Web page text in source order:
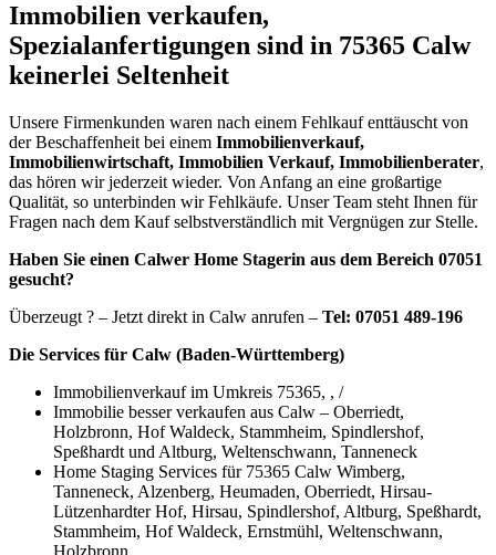
Immobilien verkaufen,
Spezialanfertigungen sind in 75365 Calw
keinerlei Seltenheit
Unsere Firmenkunden waren nach einem Fehlkauf enttäuscht von
der Beschaffenheit bei einem Immobilienverkauf,
Immobilienwirtschaft, Immobilien Verkauf, Immobilienberater,
das hören wir jederzeit wieder. Von Anfang an eine großartige
Qualität, so unterbinden wir Fehlkäufe. Unser Team steht Ihnen für
Fragen nach dem Kauf selbstverständlich mit Vergnügen zur Stelle.
Haben Sie einen Calwer Home Stagerin aus dem Bereich 07051
gesucht?
Überzeugt ? – Jetzt direkt in Calw anrufen – Tel: 07051 489-196
Die Services für Calw (Baden-Württemberg)
Immobilienverkauf im Umkreis 75365, , /
Immobilie besser verkaufen aus Calw – Oberriedt,
Holzbronn, Hof Waldeck, Stammheim, Spindlershof,
Speßhardt und Altburg, Weltenschwann, Tanneneck
Home Staging Services für 75365 Calw Wimberg,
Tanneneck, Alzenberg, Heumaden, Oberriedt, Hirsau-
Lützenhardter Hof, Hirsau, Spindlershof, Altburg, Speßhardt,
Stammheim, Hof Waldeck, Ernstmühl, Weltenschwann,